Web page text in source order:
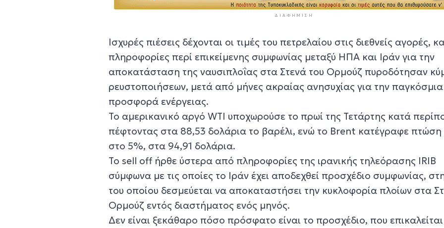
ΔΙΑΦΉΜΙΣΗ
Ισχυρές πιέσεις δέχονται οι τιμές του πετρελαίου στις διεθνείς αγορές,
πληροφορίες περί επικείμενης συμφωνίας μεταξύ ΗΠΑ και Ιράν για την
αποκατάσταση της ναυσιπλοΐας στα Στενά του Ορμούζ πυροδότησαν
ρευστοποιήσεων, μετά από μήνες ακραίας ανησυχίας για την παγκόσμια
προσφορά ενέργειας.
Το αμερικανικό αργό WTI υποχωρούσε το πρωί της Τετάρτης κατά
πέφτοντας στα 88,53 δολάρια το βαρέλι, ενώ το Brent κατέγραφε πτώση
στο 5%, στα 94,91 δολάρια.
Το sell off ήρθε ύστερα από πληροφορίες της ιρανικής τηλεόρασης IRIB
σύμφωνα με τις οποίες το Ιράν έχει αποδεχθεί προσχέδιο συμφωνίας,
του οποίου δεσμεύεται να αποκαταστήσει την κυκλοφορία πλοίων στα
Ορμούζ εντός διαστήματος ενός μηνός.
Δεν είναι ξεκάθαρο πόσο πρόσφατο είναι το προσχέδιο, που